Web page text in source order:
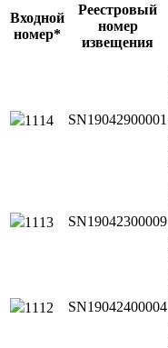
Входной
номер*
Реестровый
номер
извещения
1114 SN19042900001
1113 SN19042300009
1112 SN19042400004